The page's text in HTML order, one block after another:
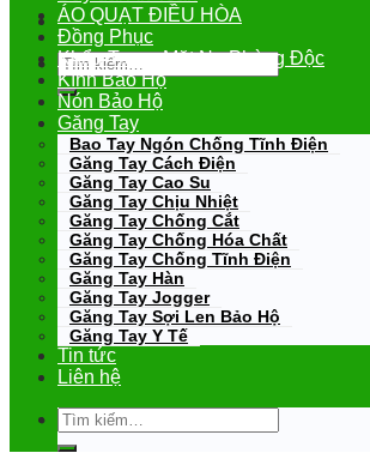
Tìm
kiếm:
ÁO QUẠT ĐIỀU HÒA
Đồng Phục
Khẩu Trang-Mặt Nạ Phòng Độc
Kính Bảo Hộ
Nón Bảo Hộ
Găng Tay
Bao Tay Ngón Chống Tĩnh Điện
Găng Tay Cách Điện
Găng Tay Cao Su
Găng Tay Chịu Nhiệt
Găng Tay Chống Cắt
Găng Tay Chống Hóa Chất
Găng Tay Chống Tĩnh Điện
Găng Tay Hàn
Găng Tay Jogger
Găng Tay Sợi Len Bảo Hộ
Găng Tay Y Tế
Tin tức
Liên hệ
Tìm
kiếm: